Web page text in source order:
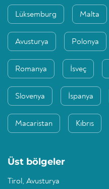
Lüksemburg Malta
Avusturya Polonya
Romanya İsveç
Slovenya İspanya
Macaristan Kıbrıs
Üst bölgeler
Tirol, Avusturya